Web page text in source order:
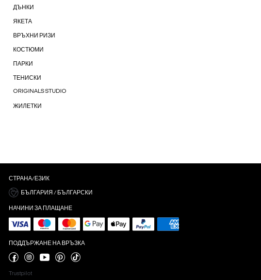
ДЪНКИ
ЯКЕТА
ВРЪХНИ РИЗИ
КОСТЮМИ
ПАРКИ
ТЕНИСКИ
ORIGINALS STUDIO
ЖИЛЕТКИ
СТРАНА/ЕЗИК
БЪЛГАРИЯ / БЪЛГАРСКИ
НАЧИНИ ЗА ПЛАЩАНЕ
ПОДДЪРЖАНЕ НА ВРЪЗКА
Trustpilot